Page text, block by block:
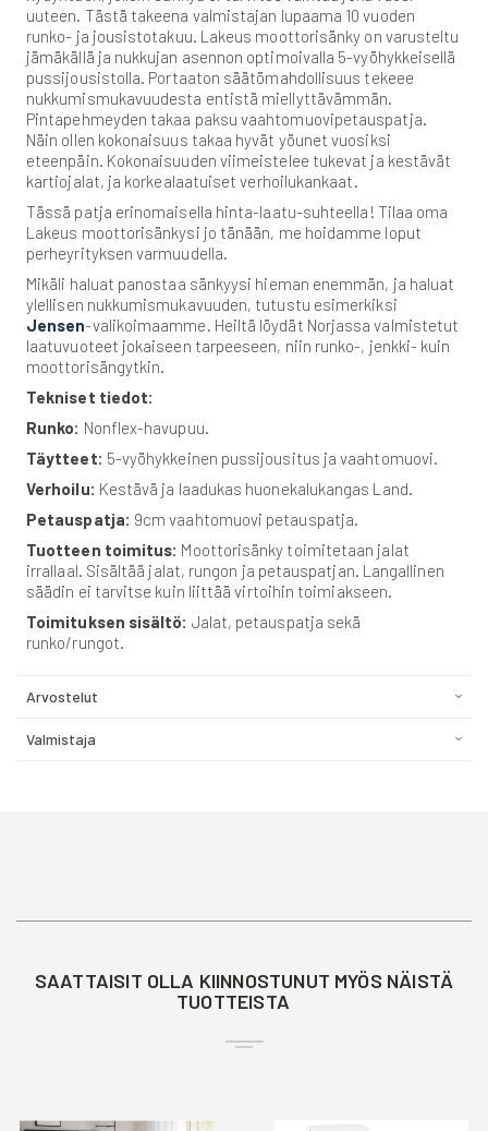
uuteen. Tästä takeena valmistajan lupaama 10 vuoden
runko- ja jousistotakuu. Lakeus moottorisänky on varusteltu
jämäkällä ja nukkujan asennon optimoivalla 5-vyöhykkeisellä
pussijousistolla. Portaaton säätömahdollisuus tekeee
nukkumismukavuudesta entistä miellyttävämmän.
Pintapehmeyden takaa paksu vaahtomuovipetauspatja.
Näin ollen kokonaisuus takaa hyvät yöunet vuosiksi
eteenpäin. Kokonaisuuden viimeistelee tukevat ja kestävät
kartiojalat, ja korkealaatuiset verhoilukankaat.
Tässä patja erinomaisella hinta-laatu-suhteella! Tilaa oma
Lakeus moottorisänkysi jo tänään, me hoidamme loput
perheyrityksen varmuudella.
Mikäli haluat panostaa sänkyysi hieman enemmän, ja haluat
ylellisen nukkumismukavuuden, tutustu esimerkiksi
Jensen-valikoimaamme. Heiltä löydät Norjassa valmistetut
laatuvuoteet jokaiseen tarpeeseen, niin runko-, jenkki- kuin
moottorisängytkin.
Tekniset tiedot:
Runko: Nonflex-havupuu.
Täytteet: 5-vyöhykkeinen pussijousitus ja vaahtomuovi.
Verhoilu: Kestävä ja laadukas huonekalukangas Land.
Petauspatja: 9cm vaahtomuovi petauspatja.
Tuotteen toimitus: Moottorisänky toimitetaan jalat
irrallaal. Sisältää jalat, rungon ja petauspatjan. Langallinen
säädin ei tarvitse kuin liittää virtoihin toimiakseen.
Toimituksen sisältö: Jalat, petauspatja sekä
runko/rungot.
Arvostelut
Valmistaja
SAATTAISIT OLLA KIINNOSTUNUT MYÖS NÄISTÄ
TUOTTEISTA